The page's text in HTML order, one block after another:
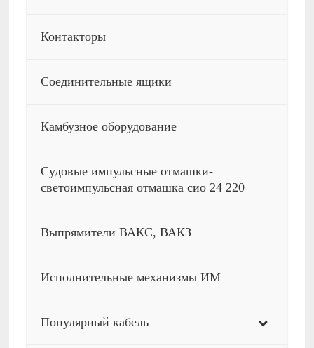
Контакторы
Соединительные ящики
Камбузное оборудование
Судовые импульсные отмашки-
светоимпульсная отмашка сио 24 220
Выпрямители ВАКС, ВАКЗ
Исполнительные механизмы ИМ
Популярный кабель